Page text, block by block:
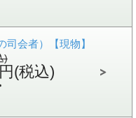
司会者）【現物】
)
(税込)